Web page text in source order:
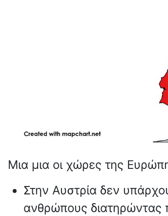
Μια μια οι χώρες της
Στην Αυστρία δεν
ανθρώπους διατηρώντας